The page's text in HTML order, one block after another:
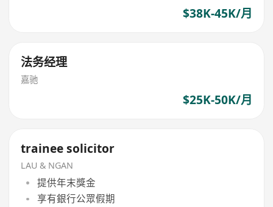
$38K-45K/月
法务经理
嘉驰
$25K-50K/月
trainee solicitor
LAU & NGAN
提供年末獎金
享有銀行公眾假期